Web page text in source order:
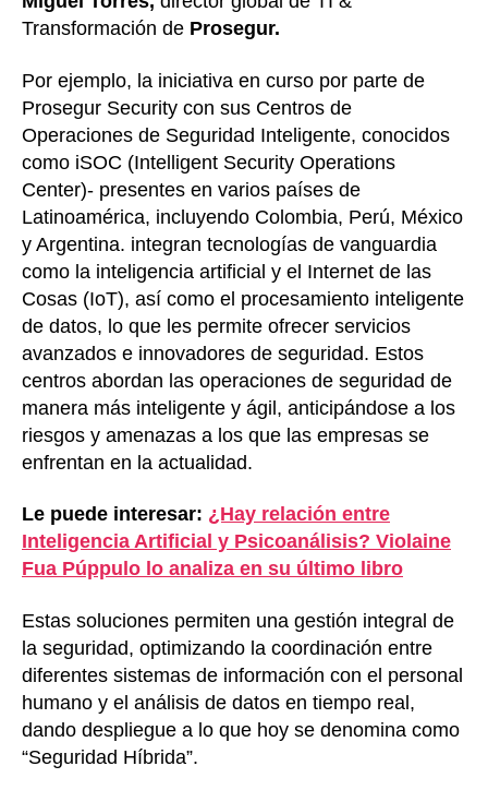
Transformación de Prosegur.
Por ejemplo, la iniciativa en curso por parte de
Prosegur Security con sus Centros de
Operaciones de Seguridad Inteligente, conocidos
como iSOC (Intelligent Security Operations
Center)- presentes en varios países de
Latinoamérica, incluyendo Colombia, Perú, México
y Argentina. integran tecnologías de vanguardia
como la inteligencia artificial y el Internet de las
Cosas (IoT), así como el procesamiento inteligente
de datos, lo que les permite ofrecer servicios
avanzados e innovadores de seguridad. Estos
centros abordan las operaciones de seguridad de
manera más inteligente y ágil, anticipándose a los
riesgos y amenazas a los que las empresas se
enfrentan en la actualidad.
Le puede interesar: ¿Hay relación entre
Inteligencia Artificial y Psicoanálisis? Violaine
Fua Púppulo lo analiza en su último libro
Estas soluciones permiten una gestión integral de
la seguridad, optimizando la coordinación entre
diferentes sistemas de información con el personal
humano y el análisis de datos en tiempo real,
dando despliegue a lo que hoy se denomina como
“Seguridad Híbrida”.